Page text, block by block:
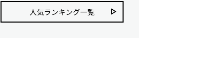
人気ランキング⼀覧